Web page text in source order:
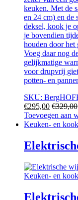
keuken. Met de
en 24 cm) en de
deksel, kook je
je bovendien
houden door het
Voeg daar nog
gelijkmatige
voor drupvrij
potten- en
SKU:
€295,00 €329,00
Toevoegen aan
Keuken- en
Keuken- en